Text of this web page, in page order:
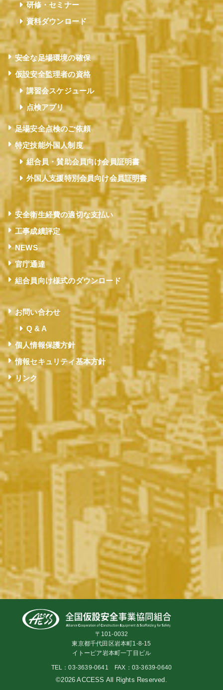
研修・セミナー
資料ダウンロード
安全な足場環境の確保
仮設安全監理者の資格
講習会スケジュール
点検アプリ
足場安全点検のご依頼
特定技能外国人制度
組合員・賛助会員向け会員証明書
外国人支援特別会員向け会員証明書
安全衛生経費の適切な支払い
工事成績評定
NEWS
官庁通達
組合員向け様式のダウンロード
お問い合わせ
Q & A
個人情報保護方針
情報セキュリティ基本方針
リンク
〒101-0032
東京都千代田区岩本町1-8-15
イトーピア岩本町一丁目ビル
TEL：03-3639-0641 FAX：03-3639-0640
©2026 ACCESS All Rights Reserved.